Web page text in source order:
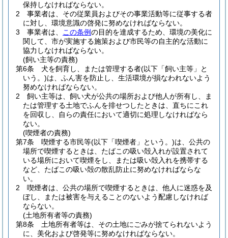
保持しなければならない。
2
事業者は、その従業員およびその事業活動等に従事する者
に対し、環境意識の啓発に努めなければならない。
3
事業者は、 この条例の目的を達成するため、環境の美化に
関して、市が実施する施策および市民等の自主的な活動に
協力しなければならない。
(飼い主等の責務)
第6条
犬を飼育し、または管理する者(以下「飼い主等」と
いう。)は、ふん害を防止し、生活環境が損なわれないよう
努めなければならない。
2
飼い主等は、飼い犬が公共の場所および他人が所有し、ま
たは管理する土地でふんを排せつしたときは、直ちにこれ
を回収し、自らの責任において適切に処理しなければなら
ない。
(喫煙者の責務)
第7条
喫煙する市民等(以下「喫煙者」という。)は、公共の
場所で喫煙するときは、たばこの吸い殻入れが設置されて
いる場所において喫煙をし、または吸い殻入れを携帯する
など、たばこの吸い殻の散乱防止に努めなければならな
い。
2
喫煙者は、公共の場所で喫煙するときは、他人に迷惑を及
ぼし、または被害を与えることのないよう配慮しなければ
ならない。
(土地所有者等の責務)
第8条
土地所有者等は、その土地にごみが捨てられないよう
に、美化および啓発等に努めなければならない。